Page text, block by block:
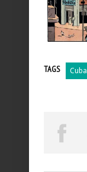
TAGS Cuba